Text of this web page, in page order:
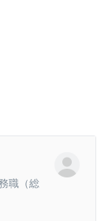
職（総